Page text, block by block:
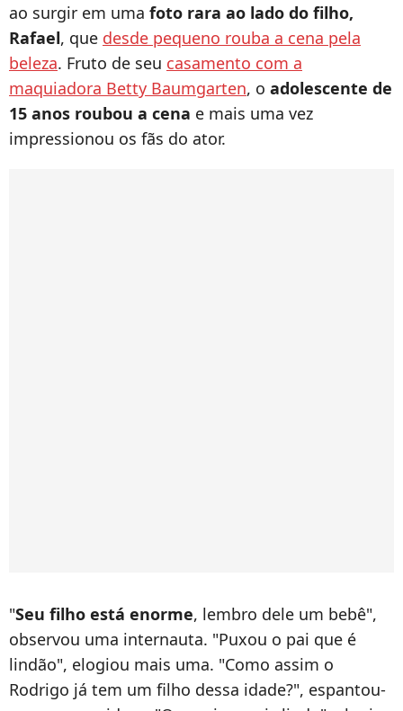
ao surgir em uma foto rara ao lado do filho,
Rafael, que desde pequeno rouba a cena pela
beleza. Fruto de seu casamento com a
maquiadora Betty Baumgarten, o adolescente de
15 anos roubou a cena e mais uma vez
impressionou os fãs do ator.
"Seu filho está enorme, lembro dele um bebê",
observou uma internauta. "Puxou o pai que é
lindão", elogiou mais uma. "Como assim o
Rodrigo já tem um filho dessa idade?", espantou-